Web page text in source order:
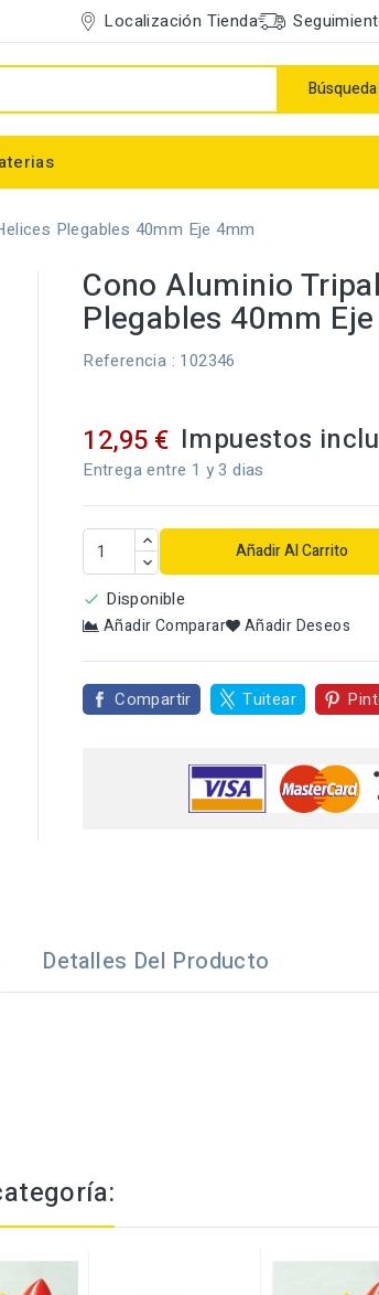
Localización Tienda
Búsqueda
Plegables 40mm Eje 4mm
Cono Aluminio
Plegables 40mm
Referencia : 102346
12,95 € Impuestos
Entrega entre 1 y 3 dias
Añadir Al Carrito
 Disponible
Añadir Comparar Añadir Deseos
Compartir Tuitear
Detalles Del Producto